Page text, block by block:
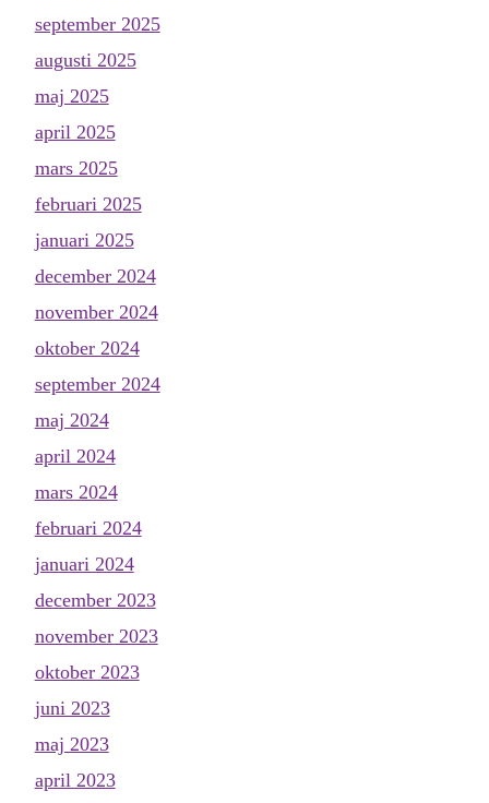
september 2025
augusti 2025
maj 2025
april 2025
mars 2025
februari 2025
januari 2025
december 2024
november 2024
oktober 2024
september 2024
maj 2024
april 2024
mars 2024
februari 2024
januari 2024
december 2023
november 2023
oktober 2023
juni 2023
maj 2023
april 2023